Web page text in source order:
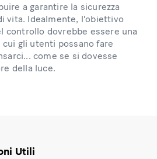
a garantire la sicurezza
vita. Idealmente, l'obiettivo
controllo dovrebbe essere una
gli utenti possano fare
come se si dovesse
della luce.
Utili